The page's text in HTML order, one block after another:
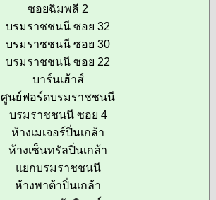
ซอยฉิมพลี 2
บรมราชชนนี ซอย 32
บรมราชชนนี ซอย 30
บรมราชชนนี ซอย 22
บาร์นเฮ้าส์
ศูนย์ฟอร์ดบรมราชชนนี
บรมราชชนนี ซอย 4
ห้างเมเจอร์ปิ่นเกล้า
ห้างเซ็นทรัลปิ่นเกล้า
แยกบรมราชชนนี
ห้างพาต้าปิ่นเกล้า